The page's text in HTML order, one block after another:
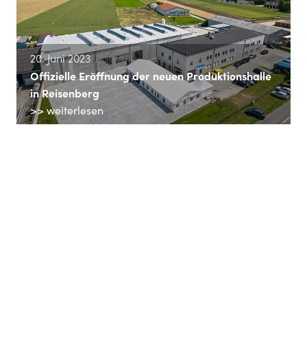
20. Juni 2023
Offizielle Eröffnung der neuen Produktionshalle
in Reisenberg
>> weiterlesen